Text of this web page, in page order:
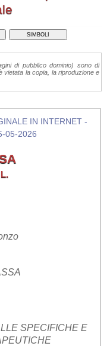
SIMBOLI
di pubblico dominio) sono di
è vietata la copia, la riproduzione e
IN INTERNET -
05-2026
SPECIFICHE E